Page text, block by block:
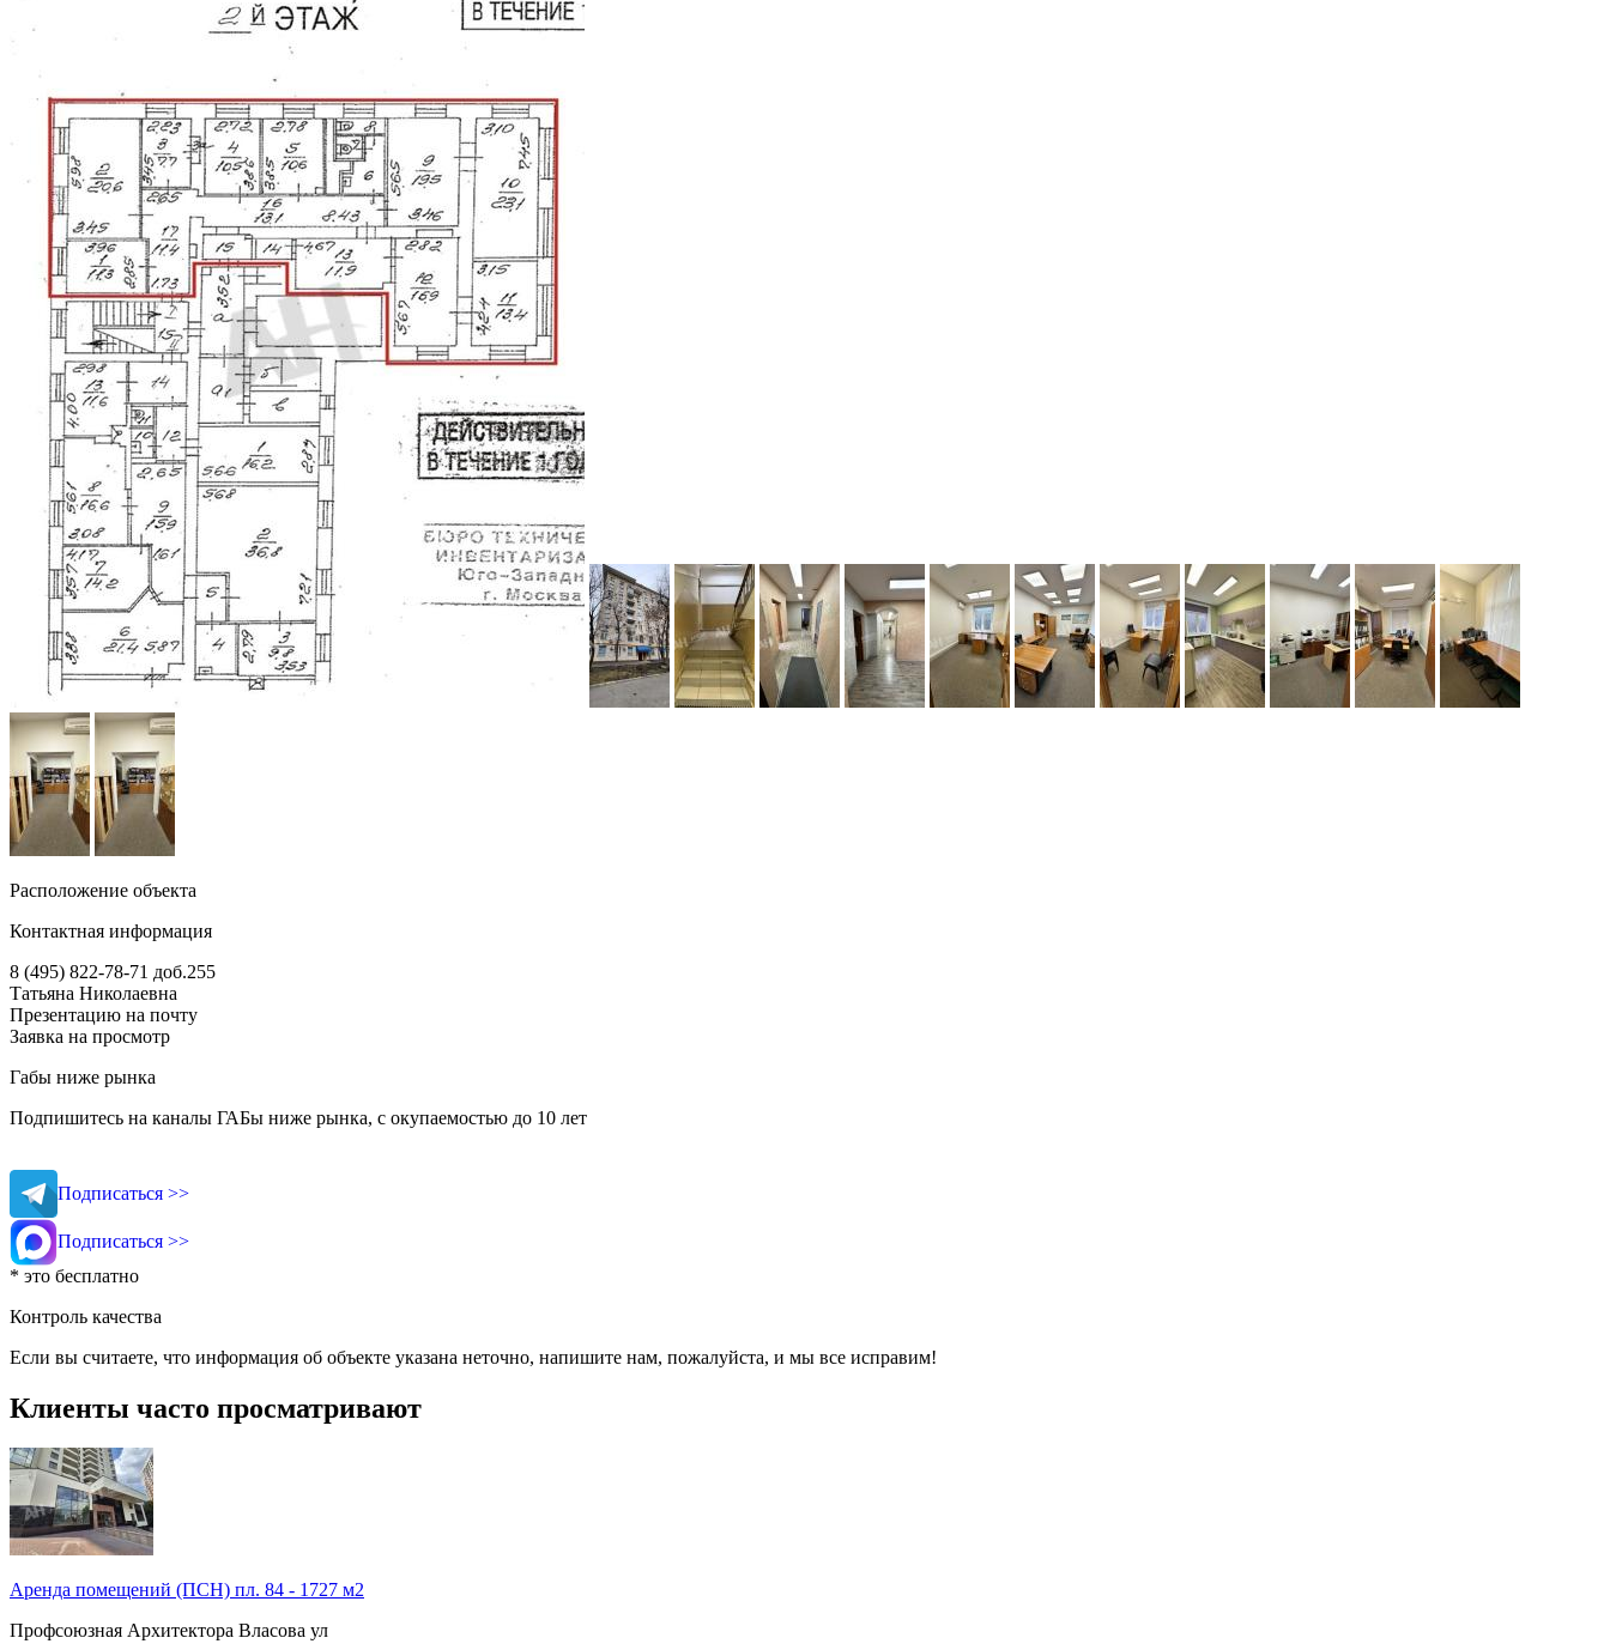
Расположение объекта
Контактная информация
8 (495) 822-78-71 доб.255
Татьяна Николаевна
Презентацию на почту
Заявка на просмотр
Габы ниже рынка
Подпишитесь на каналы ГАБы ниже рынка, с окупаемостью до 10 лет
Подписаться >>
Подписаться >>
* это бесплатно
Контроль качества
Если вы считаете, что информация об объекте указана неточно, напишите нам, пожалуйста, и мы все исправим!
Клиенты часто просматривают
Аренда помещений (ПСН) пл. 84 - 1727 м2
Профсоюзная Архитектора Власова ул